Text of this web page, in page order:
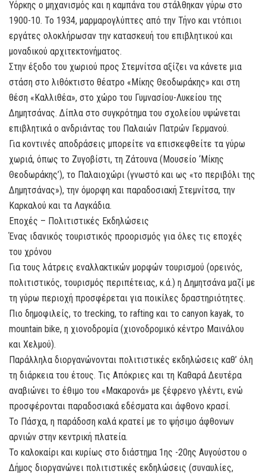
Υόρκης ο μηχανισμός και η καμπάνα του στάλθηκαν γύρω στο
1900-10. Το 1934, μαρμαρογλύπτες από την Τήνο και ντόπιοι
εργάτες ολοκλήρωσαν την κατασκευή του επιβλητικού και
μοναδικού αρχιτεκτονήματος.
Στην έξοδο του χωριού προς Στεμνίτσα αξίζει να κάνετε μια
στάση στο λιθόκτιστο θέατρο «Μίκης Θεοδωράκης» και στη
θέση «Καλλιθέα», στο χώρο του Γυμνασίου-Λυκείου της
Δημητσάνας. Δίπλα στο συγκρότημα του σχολείου υψώνεται
επιβλητικά ο ανδριάντας του Παλαιών Πατρών Γερμανού.
Για κοντινές αποδράσεις μπορείτε να επισκεφθείτε τα γύρω
χωριά, όπως το Ζυγοβίστι, τη Ζάτουνα (Μουσείο ‘Μίκης
Θεοδωράκης’), το Παλαιοχώρι (γνωστό και ως «το περιβόλι της
Δημητσάνας»), την όμορφη και παραδοσιακή Στεμνίτσα, την
Καρκαλού και τα Λαγκάδια.
Εποχές – Πολιτιστικές Εκδηλώσεις
Ένας ιδανικός τουριστικός προορισμός για όλες τις εποχές
του χρόνου
Για τους λάτρεις εναλλακτικών μορφών τουρισμού (ορεινός,
πολιτιστικός, τουρισμός περιπέτειας, κ.ά.) η Δημητσάνα μαζί με
τη γύρω περιοχή προσφέρεται για ποικίλες δραστηριότητες.
Πιο δημοφιλείς, το trecking, το rafting και το canyon kayak, το
mountain bike, η χιονοδρομία (χιονοδρομικό κέντρο Μαινάλου
και Χελμού).
Παράλληλα διοργανώνονται πολιτιστικές εκδηλώσεις καθ’ όλη
τη διάρκεια του έτους. Τις Απόκριες και τη Καθαρά Δευτέρα
αναβιώνει το έθιμο του «Μακαρονά» με ξέφρενο γλέντι, ενώ
προσφέρονται παραδοσιακά εδέσματα και άφθονο κρασί.
Το Πάσχα, η παράδοση καλά κρατεί με το ψήσιμο άφθονων
αρνιών στην κεντρική πλατεία.
Το καλοκαίρι και κυρίως στο διάστημα 1ης -20ης Αυγούστου ο
Δήμος διοργανώνει πολιτιστικές εκδηλώσεις (συναυλίες,